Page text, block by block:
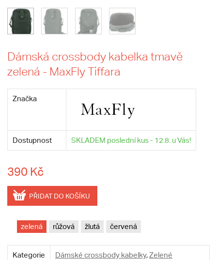
Dámská crossbody kabelka tmavě
zelená - MaxFly Tiffara
Značka
Dostupnost SKLADEM poslední kus - 12.8. u Vás!
390 Kč
PŘIDAT DO KOŠÍKU
zelená růžová žlutá červená
Kategorie Dámské crossbody kabelky,Zelené